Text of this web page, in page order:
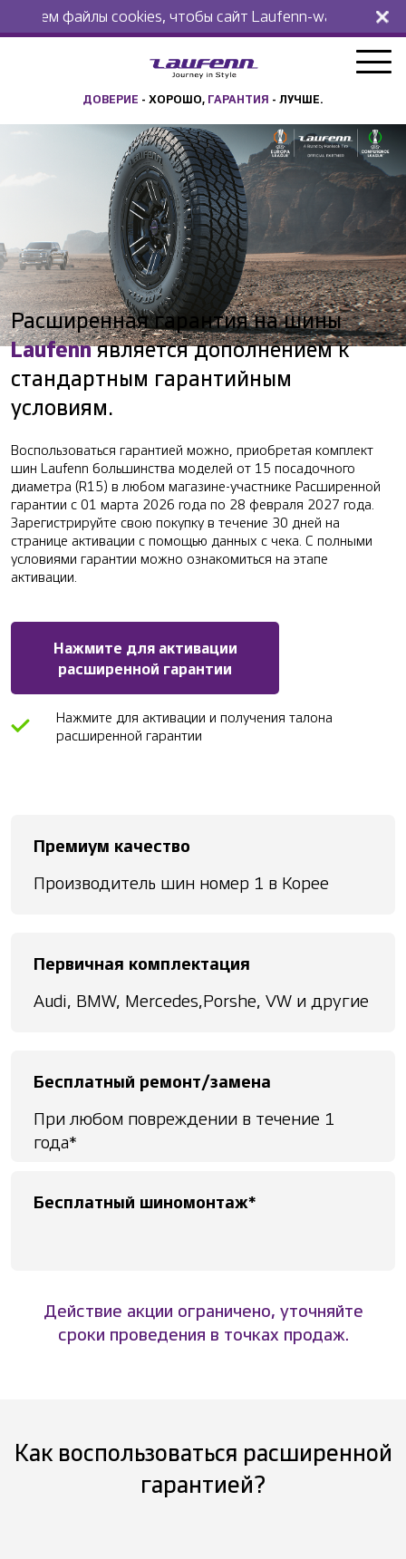
файлы cookies, чтобы сайт Laufenn-warranty.ru стал
ДОВЕРИЕ - ХОРОШО, ГАРАНТИЯ - ЛУЧШЕ.
Расширенная гарантия на шины
Laufennявляется дополнением к
стандартным гарантийным
условиям.
Воспользоваться гарантией можно, приобретая комплект
шин Laufenn большинства моделей от 15 посадочного
диаметра (R15) в любом магазине-участнике Расширенной
гарантии с 01 марта 2026 года по 28 февраля 2027 года.
Зарегистрируйте свою покупку в течение 30 дней на
странице активации с помощью данных с чека. C полными
условиями гарантии можно ознакомиться на этапе
активации.
Нажмите для активации
расширенной гарантии
Нажмите для активации и получения талона
расширенной гарантии
Премиум качество
Производитель шин номер 1 в Корее
Первичная комплектация
Audi, BMW, Mercedes,Porshe, VW и другие
Бесплатный ремонт/замена
При любом повреждении в течение 1
года*
Бесплатный шиномонтаж*
Действие акции ограничено, уточняйте
сроки проведения в точках продаж.
Как воспользоваться расширенной
гарантией?